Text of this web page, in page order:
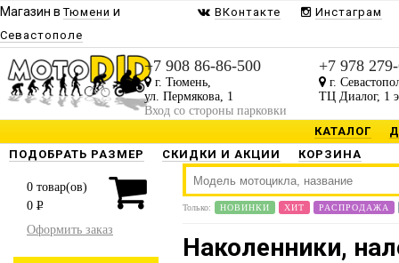
Магазин вТюмени и
Севастополе
ВКонтакте Инстаграм
+7 908 86-86-500
г. Тюмень,
ул. Пермякова, 1
Вход со стороны парковки
+7 978
г.
ТЦ Диалог, 1
КАТАЛОГ
ПОДОБРАТЬ РАЗМЕР
СКИДКИ И АКЦИИ КОРЗИНА
0 товар(ов)
0 P
Оформить заказ
Только: НОВИНКИ ХИТ РАСПРОДАЖА
Наколенники,
Будь в курсе наших
Присылаем только то,
Предоставлено